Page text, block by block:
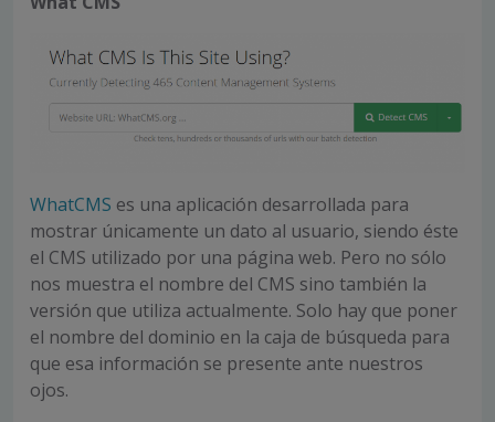
WhatCMS es una aplicación desarrollada para
mostrar únicamente un dato al usuario, siendo éste
el CMS utilizado por una página web. Pero no sólo
nos muestra el nombre del CMS sino también la
versión que utiliza actualmente. Solo hay que poner
el nombre del dominio en la caja de búsqueda para
que esa información se presente ante nuestros
ojos.